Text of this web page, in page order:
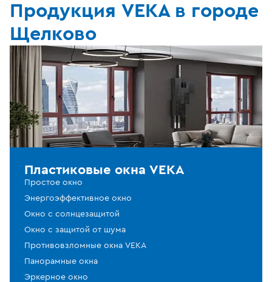
Продукция VEKA в городе
Щелково
Пластиковые окна VEKA
Простое окно
Энергоэффективное окно
Окно с солнцезащитой
Окно с защитой от шума
Противовзломные окна VEKA
Панорамные окна
Эркерное окно